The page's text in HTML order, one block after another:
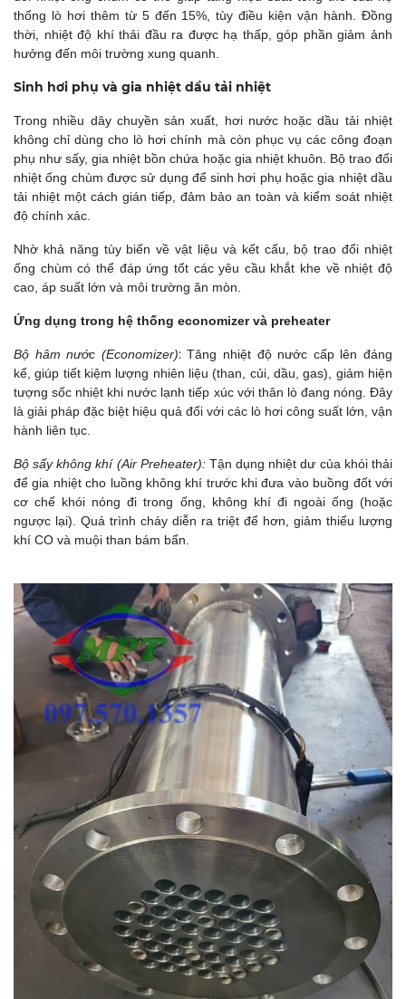
thống lò hơi thêm từ 5 đến 15%, tùy điều kiện vận hành. Đồng
thời, nhiệt độ khí thải đầu ra được hạ thấp, góp phần giảm ảnh
hưởng đến môi trường xung quanh.
Sinh hơi phụ và gia nhiệt dầu tải nhiệt
Trong nhiều dây chuyền sản xuất, hơi nước hoặc dầu tải nhiệt
không chỉ dùng cho lò hơi chính mà còn phục vụ các công đoạn
phụ như sấy, gia nhiệt bồn chứa hoặc gia nhiệt khuôn. Bộ trao đổi
nhiệt ống chùm được sử dụng để sinh hơi phụ hoặc gia nhiệt dầu
tải nhiệt một cách gián tiếp, đảm bảo an toàn và kiểm soát nhiệt
độ chính xác.
Nhờ khả năng tùy biến về vật liệu và kết cấu, bộ trao đổi nhiệt
ống chùm có thể đáp ứng tốt các yêu cầu khắt khe về nhiệt độ
cao, áp suất lớn và môi trường ăn mòn.
Ứng dụng trong hệ thống economizer và preheater
Bộ hâm nước (Economizer):Tăng nhiệt độ nước cấp lên đáng
kể, giúp tiết kiệm lượng nhiên liệu (than, củi, dầu, gas), giảm hiện
tượng sốc nhiệt khi nước lạnh tiếp xúc với thân lò đang nóng. Đây
là giải pháp đặc biệt hiệu quả đối với các lò hơi công suất lớn, vận
hành liên tục.
Bộ sấy không khí (Air Preheater): Tận dụng nhiệt dư của khói thải
để gia nhiệt cho luồng không khí trước khi đưa vào buồng đốt với
cơ chế khói nóng đi trong ống, không khí đi ngoài ống (hoặc
ngược lại).
Quá trình cháy diễn ra triệt để hơn, giảm thiểu lượng
khí CO và muội than bám bẩn.